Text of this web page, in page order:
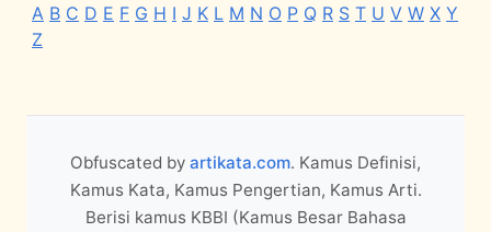
A B C D E F G H I J K L M N O P Q R S T U V W X Y
Z
Obfuscated by artikata.com. Kamus Definisi,
Kamus Kata, Kamus Pengertian, Kamus Arti.
Berisi kamus KBBI (Kamus Besar Bahasa